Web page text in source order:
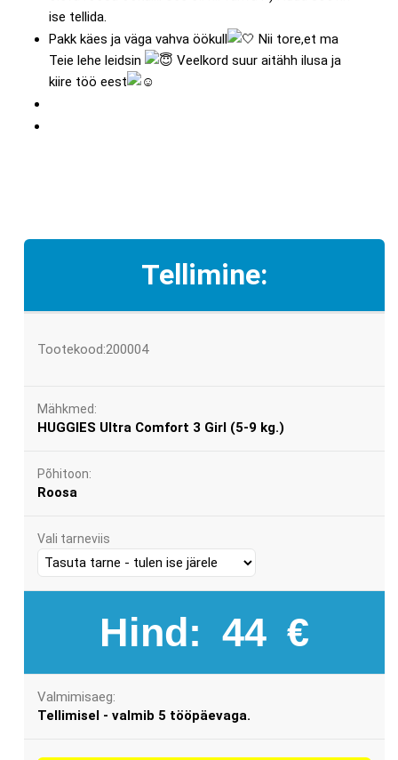
ise tellida.
Pakk käes ja väga vahva öökull
Nii tore,et ma
Teie lehe leidsin
Veelkord suur aitähh ilusa ja
kiire töö eest
Tellimine:
Tootekood:200004
Mähkmed:
HUGGIES Ultra Comfort 3 Girl (5-9 kg.)
Põhitoon:
Roosa
Vali tarneviis
Hind: 44 €
Valmimisaeg:
Tellimisel - valmib 5 tööpäevaga.